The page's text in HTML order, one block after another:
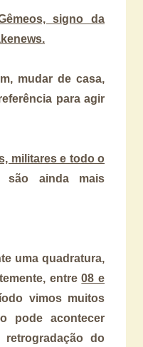
signo da
mudar de casa,
para agir
militares e todo o
são ainda mais
uma quadratura,
entre08 e
vimos muitos
pode acontecer
do